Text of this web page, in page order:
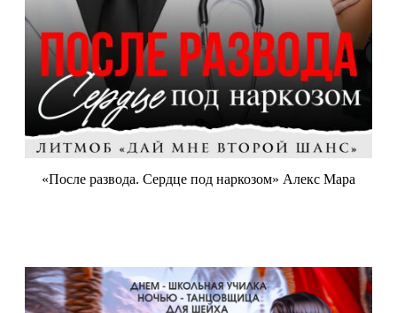
«После развода. Сердце под наркозом» Алекс Мара